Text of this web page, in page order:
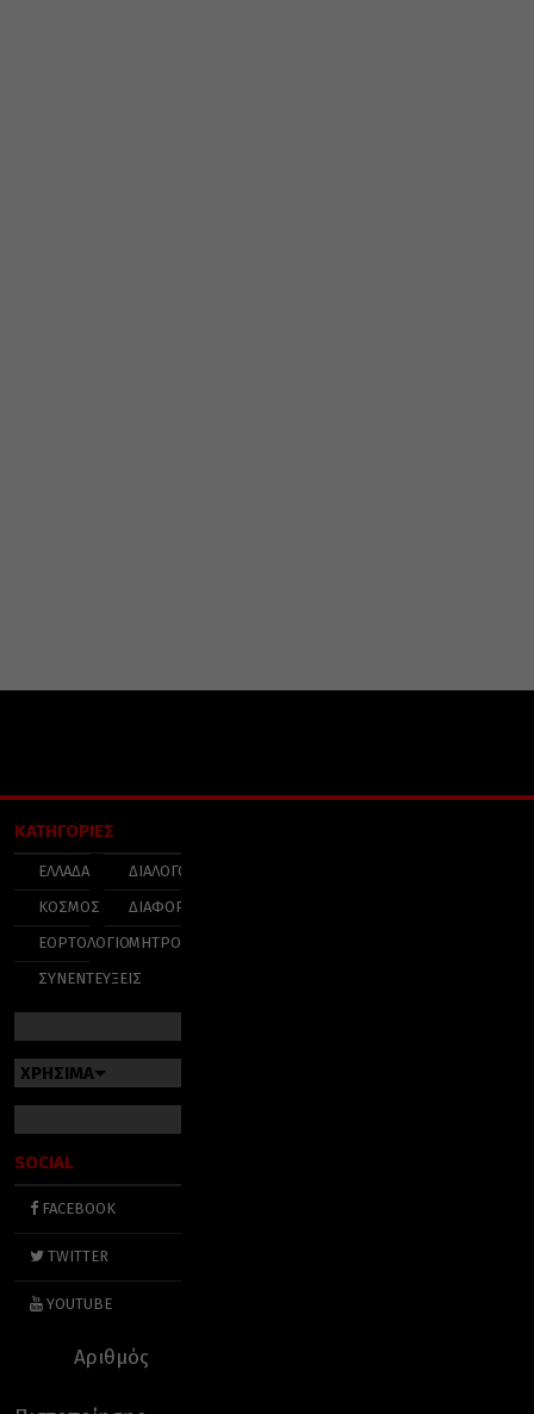
ΚΑΤΗΓΟΡΙΕΣ
ΕΛΛΑΔΑ
ΚΟΣΜΟΣ
ΕΟΡΤΟΛΟΓΙΟ
ΣΥΝΕΝΤΕΥΞΕΙΣ
ΔΙΑΛΟΓΟΣ
ΔΙΑΦΟΡΑ
ΜΗΤΡΟΠΟΛΕΙΣ
ΧΡΗΣΙΜΑ
SOCIAL
FACEBOOK
TWITTER
YOUTUBE
Αριθμός